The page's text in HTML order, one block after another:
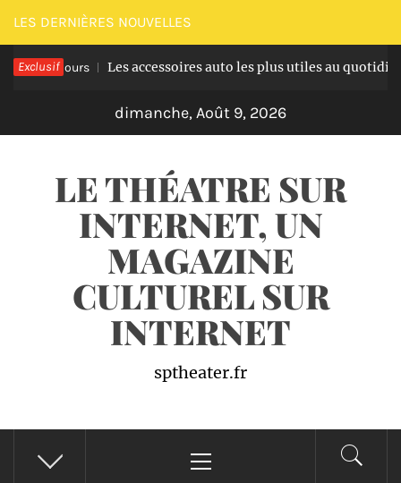
Passer
au
contenu
LES DERNIÈRES NOUVELLES
ExclusifLes accessoires auto les plus utiles au quotidien Il
dimanche, Août 9, 2026
LE THÉATRE SUR
INTERNET, UN
MAGAZINE
CULTUREL SUR
INTERNET
sptheater.fr
principal